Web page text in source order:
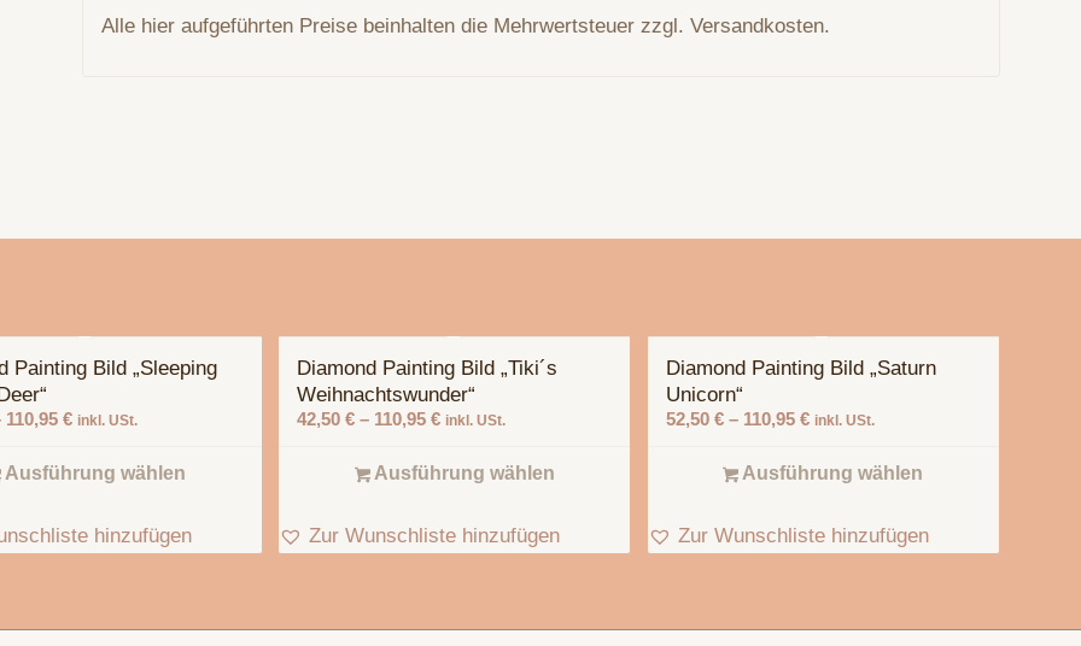
Alle hier aufgeführten Preise beinhalten die Mehrwertsteuer zzgl. Versandkosten.
Painting Bild „Sleeping
110,95 € inkl. USt.
Ausführung wählen
hinzufügen
Diamond Painting Bild „Tiki´s
Weihnachtswunder“
42,50€ – 110,95€ inkl. USt.
Ausführung wählen
Zur Wunschliste hinzufügen
Diamond Painting Bild „Saturn
Unicorn“
52,50 €– 110,95 € inkl. USt.
Ausführung wählen
Zur Wunschliste hinzufügen